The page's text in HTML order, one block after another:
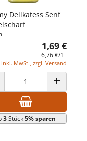
Delikatess Senf
1,69 €
6,76 €/1 l
inkl. MwSt., zzgl. Versand
VERRINGERN ANZAHL
3Stück5% sparen